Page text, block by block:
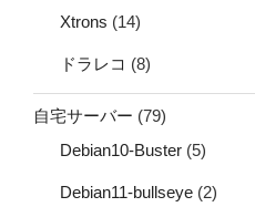
Xtrons (14)
ドラレコ (8)
自宅サーバー (79)
Debian10-Buster (5)
Debian11-bullseye (2)